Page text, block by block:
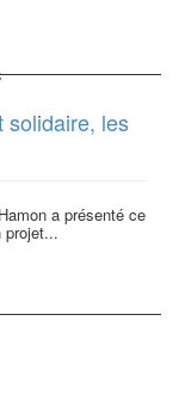
solidaire, les
a présenté ce
projet...